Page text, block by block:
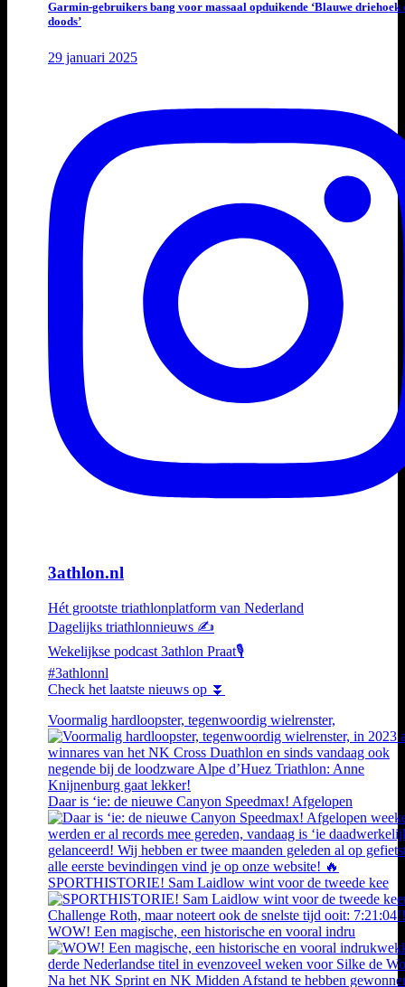
Garmin-gebruikers bang voor massaal opduikende ‘Blauwe driehoek
doods’
29 januari 2025
3athlon.nl
Hét grootste triathlonplatform van Nederland
Dagelijks triathlonnieuws ✍️
Wekelijkse podcast 3athlon Praat🎙️
#3athlonnl
Check het laatste nieuws op ⏬
Voormalig hardloopster, tegenwoordig wielrenster,
Daar is ‘ie: de nieuwe Canyon Speedmax! Afgelopen
SPORTHISTORIE! Sam Laidlow wint voor de tweede kee
WOW! Een magische, een historische en vooral indru